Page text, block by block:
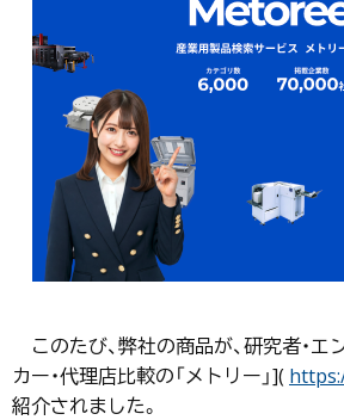
このたび、弊社の商品が、研究者・
カー・代理店比較の「メトリー」](
紹介されました。